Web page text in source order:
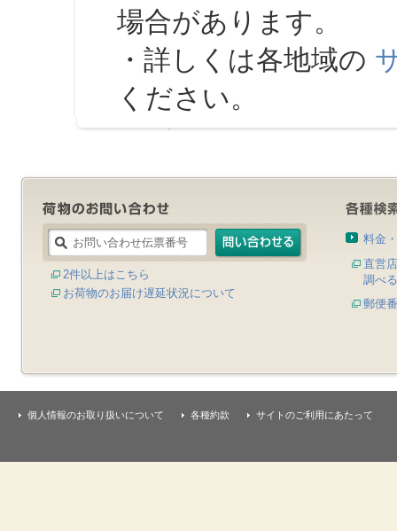
場合があります。
・詳しくは各地域の
ください。
2件以上はこちら
お荷物のお届け遅延状況について
料金
直営
調べる
郵便
個人情報のお取り扱いについて 各種約款 サイトのご利用にあたって